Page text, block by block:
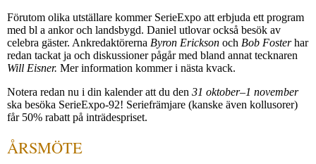
Förutom olika utställare kommer SerieExpo att erbjuda ett program
med bl a ankor och landsbygd. Daniel utlovar också besök av
celebra gäster. Ankredaktörerna Byron Erickson och Bob Fosterhar
redan tackat ja och diskussioner pågår med bland annat tecknaren
Will Eisner. Mer information kommer i nästa kvack.
Notera redan nu i din kalender att du den 31 oktober–1 november
ska besöka SerieExpo-92! Seriefrämjare (kanske även kollusorer)
får 50% rabatt på inträdespriset.
ÅRSMÖTE